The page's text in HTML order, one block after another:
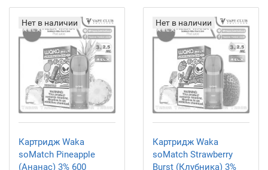
Нет в наличии
Картридж Waka
soMatch Pineapple
(Ананас) 3% 600
Нет в наличии
Картридж Waka
soMatch Strawberry
Burst (Клубника) 3%